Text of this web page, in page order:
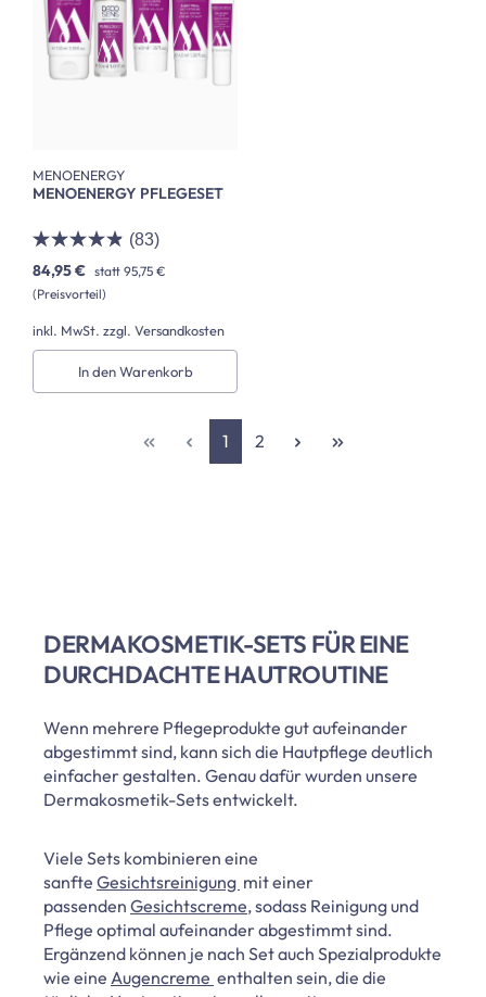
MENOENERGY
MENOENERGY PFLEGESET
(83)
84,95 € statt 95,75 €
(Preisvorteil)
inkl. MwSt. zzgl. Versandkosten
In den Warenkorb
Seite
1 Seite
2
DERMAKOSMETIK-SETS FÜR EINE
DURCHDACHTE HAUTROUTINE
Wenn mehrere Pflegeprodukte gut aufeinander
abgestimmt sind, kann sich die Hautpflege deutlich
einfacher gestalten. Genau dafür wurden unsere
Dermakosmetik-Sets entwickelt.
Viele Sets kombinieren eine
sanfte Gesichtsreinigung mit einer
passenden Gesichtscreme, sodass Reinigung und
Pflege optimal aufeinander abgestimmt sind.
Ergänzend können je nach Set auch Spezialprodukte
wie eine Augencreme enthalten sein, die die